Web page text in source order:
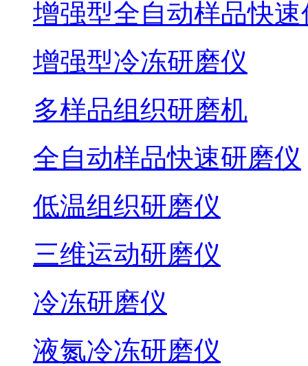
增强型全自动样品快速
增强型冷冻研磨仪
多样品组织研磨机
全自动样品快速研磨仪
低温组织研磨仪
三维运动研磨仪
冷冻研磨仪
液氮冷冻研磨仪